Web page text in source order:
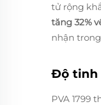
tử rộng
tăng 32%
nhận
Độ tinh
PVA 1799